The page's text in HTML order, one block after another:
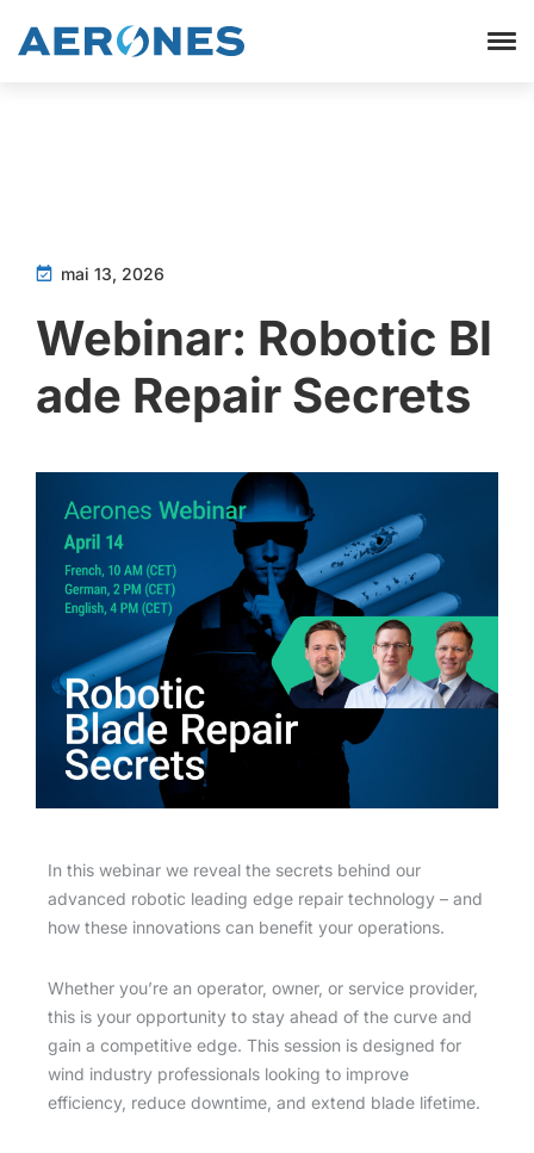
mai 13, 2026
Webinar: Robotic Bl
ade Repair Secrets
In this webinar we reveal the secrets behind our
advanced robotic leading edge repair technology – and
how these innovations can benefit your operations.
Whether you’re an operator, owner, or service provider,
this is your opportunity to stay ahead of the curve and
gain a competitive edge. This session is designed for
wind industry professionals looking to improve
efficiency, reduce downtime, and extend blade lifetime.